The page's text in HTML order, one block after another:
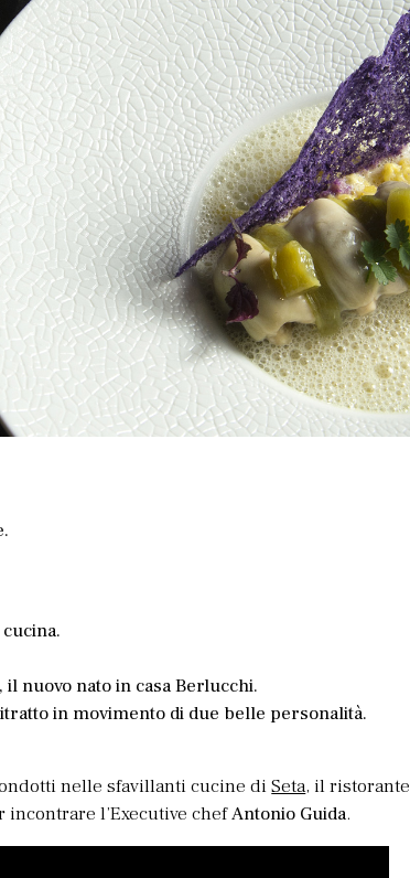
il nuovo nato in casa Berlucchi.
in movimento di due belle personalità.
nelle sfavillanti cucine diSeta, il ristorante
incontrare l’Executive chefAntonio Guida.